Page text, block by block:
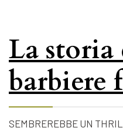
La storia
barbiere
SEMBREREBBE UN